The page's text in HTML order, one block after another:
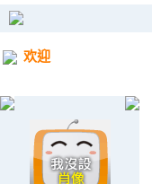
欢迎